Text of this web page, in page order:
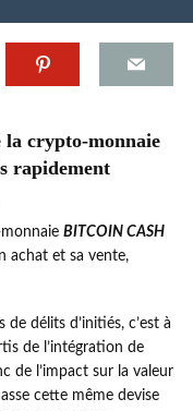
crypto-monnaie
rapidement
BITCOIN CASH
achat et sa vente,
de délits d’initiés, c’est à
de l’intégration de
de l’impact sur la valeur
cette même devise